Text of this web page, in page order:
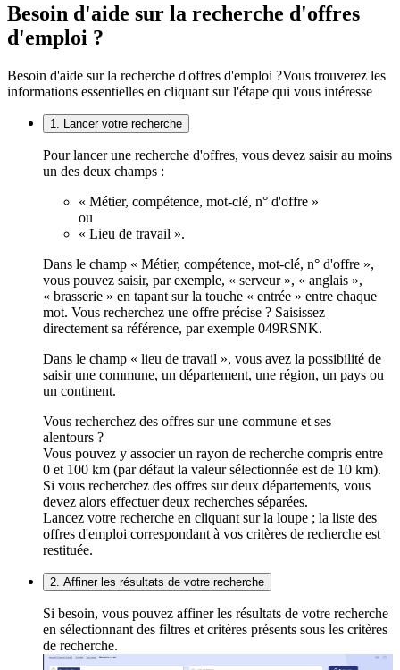
Besoin d'aide sur la recherche d'offres
d'emploi ?
Besoin d'aide sur la recherche d'offres d'emploi ?Vous trouverez les
informations essentielles en cliquant sur l'étape qui vous intéresse
1. Lancer votre recherche
Pour lancer une recherche d'offres, vous devez saisir au moins
un des deux champs :
« Métier, compétence, mot-clé, n° d'offre »
ou
« Lieu de travail ».
Dans le champ « Métier, compétence, mot-clé, n° d'offre »,
vous pouvez saisir, par exemple, « serveur », « anglais »,
« brasserie » en tapant sur la touche « entrée » entre chaque
mot. Vous recherchez une offre précise ? Saisissez
directement sa référence, par exemple 049RSNK.
Dans le champ « lieu de travail », vous avez la possibilité de
saisir une commune, un département, une région, un pays ou
un continent.
Vous recherchez des offres sur une commune et ses
alentours ?
Vous pouvez y associer un rayon de recherche compris entre
0 et 100 km (par défaut la valeur sélectionnée est de 10 km).
Si vous recherchez des offres sur deux départements, vous
devez alors effectuer deux recherches séparées.
Lancez votre recherche en cliquant sur la loupe ; la liste des
offres d'emploi correspondant à vos critères de recherche est
restituée.
2. Affiner les résultats de votre recherche
Si besoin, vous pouvez affiner les résultats de votre recherche
en sélectionnant des filtres et critères présents sous les critères
de recherche.